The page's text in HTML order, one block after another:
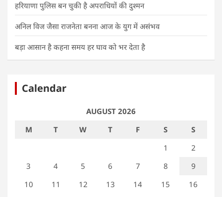
हरियाणा पुलिस बन चुकी है अपराधियों की दुश्मन
अनिल विज जैसा राजनेता बनना आज के युग में असंभव
बड़ा आसान है कहना समय हर घाव को भर देता है
Calendar
AUGUST 2026
M
T W T F S
S
1
2
3
4 5 6 7 8
9
10
11 12 13 14 15 16